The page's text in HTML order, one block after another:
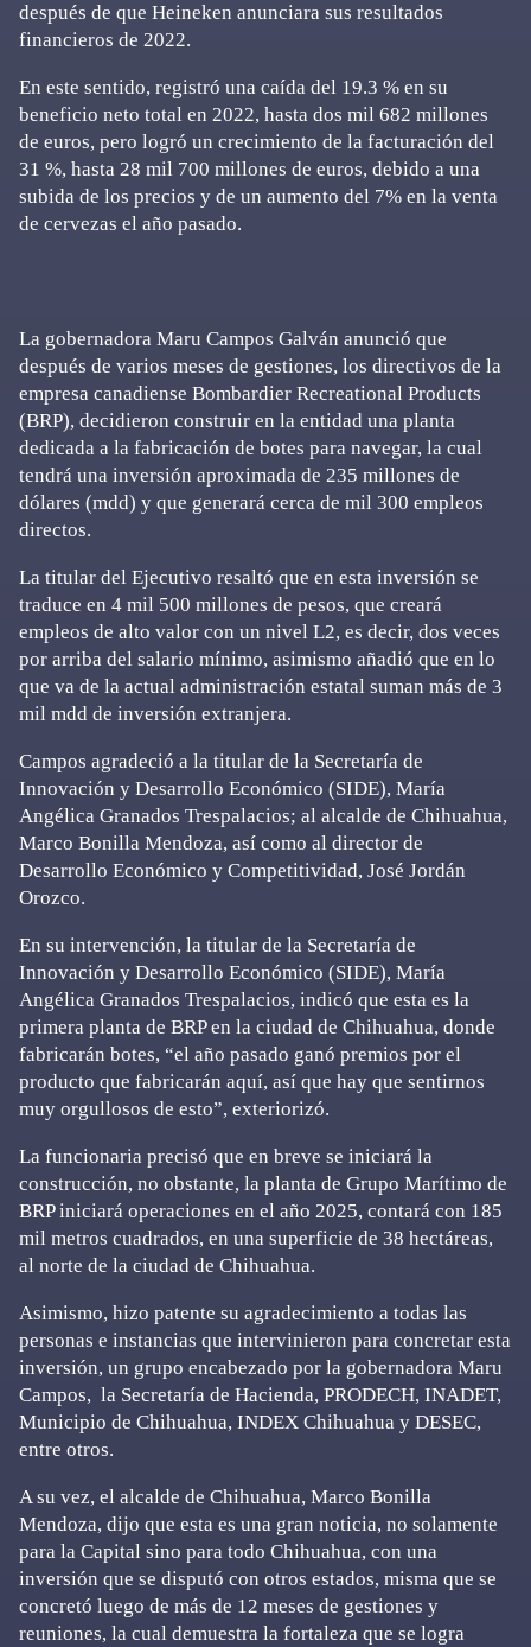
después de que Heineken anunciara sus resultados
financieros de 2022.
En este sentido, registró una caída del 19.3 % en su
beneficio neto total en 2022, hasta dos mil 682 millones
de euros, pero logró un crecimiento de la facturación del
31 %, hasta 28 mil 700 millones de euros, debido a una
subida de los precios y de un aumento del 7% en la venta
de cervezas el año pasado.
La gobernadora Maru Campos Galván anunció que
después de varios meses de gestiones, los directivos de la
empresa canadiense Bombardier Recreational Products
(BRP), decidieron construir en la entidad una planta
dedicada a la fabricación de botes para navegar, la cual
tendrá una inversión aproximada de 235 millones de
dólares (mdd) y que generará cerca de mil 300 empleos
directos.
La titular del Ejecutivo resaltó que en esta inversión se
traduce en 4 mil 500 millones de pesos, que creará
empleos de alto valor con un nivel L2, es decir, dos veces
por arriba del salario mínimo, asimismo añadió que en lo
que va de la actual administración estatal suman más de 3
mil mdd de inversión extranjera.
Campos agradeció a la titular de la Secretaría de
Innovación y Desarrollo Económico (SIDE), María
Angélica Granados Trespalacios; al alcalde de Chihuahua,
Marco Bonilla Mendoza, así como al director de
Desarrollo Económico y Competitividad, José Jordán
Orozco.
En su intervención, la titular de la Secretaría de
Innovación y Desarrollo Económico (SIDE), María
Angélica Granados Trespalacios, indicó que esta es la
primera planta de BRP en la ciudad de Chihuahua, donde
fabricarán botes, “el año pasado ganó premios por el
producto que fabricarán aquí, así que hay que sentirnos
muy orgullosos de esto”, exteriorizó.
La funcionaria precisó que en breve se iniciará la
construcción, no obstante, la planta de Grupo Marítimo de
BRP iniciará operaciones en el año 2025, contará con 185
mil metros cuadrados, en una superficie de 38 hectáreas,
al norte de la ciudad de Chihuahua.
Asimismo, hizo patente su agradecimiento a todas las
personas e instancias que intervinieron para concretar esta
inversión, un grupo encabezado por la gobernadora Maru
Campos, la Secretaría de Hacienda, PRODECH, INADET,
Municipio de Chihuahua, INDEX Chihuahua y DESEC,
entre otros.
A su vez, el alcalde de Chihuahua, Marco Bonilla
Mendoza, dijo que esta es una gran noticia, no solamente
para la Capital sino para todo Chihuahua, con una
inversión que se disputó con otros estados, misma que se
concretó luego de más de 12 meses de gestiones y
reuniones, la cual demuestra la fortaleza que se logra